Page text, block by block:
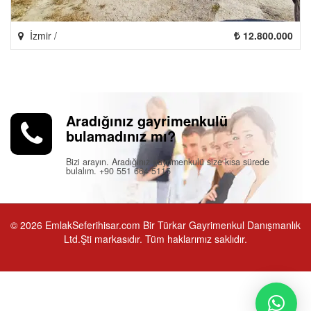
İzmir / 12.800.000
Aradığınız gayrimenkulü
bulamadınız mı?
Bizi arayın. Aradığınız gayrimenkulü size kısa sürede
bulalım. +90 551 664 5115
© 2026 EmlakSeferihisar.com Bir Türkar Gayrimenkul Danışmanlık
Ltd.Şti markasıdır. Tüm haklarımız saklıdır.